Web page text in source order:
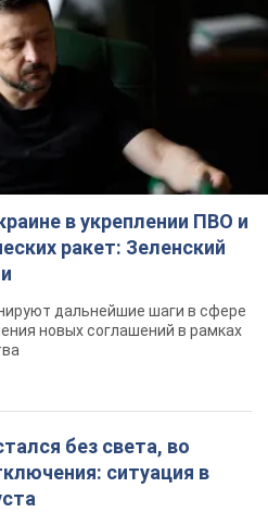
в укреплении ПВО и
ракет: Зеленский
дальнейшие шаги в сфере
новых соглашений в рамках
без света, во
ситуация в